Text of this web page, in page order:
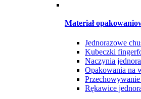
Materiał
Jednorazowe
Kubeczki
Naczynia
Opakowania na
Rękawice